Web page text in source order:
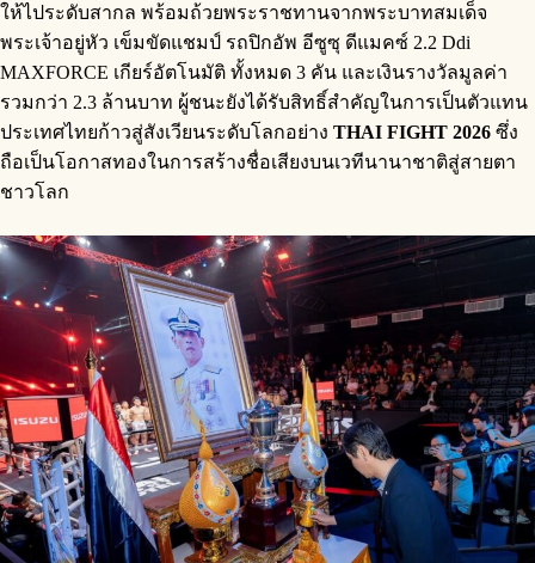
ให้ไประดับสากล พร้อมถ้วยพระราชทานจากพระบาทสมเด็จ
พระเจ้าอยู่หัว เข็มขัดแชมป์ รถปิกอัพ อีซูซุ ดีแมคซ์ 2.2 Ddi
MAXFORCE เกียร์อัตโนมัติ ทั้งหมด 3 คัน และเงินรางวัลมูลค่า
รวมกว่า 2.3 ล้านบาท ผู้ชนะยังได้รับสิทธิ์สำคัญในการเป็นตัวแทน
ประเทศไทยก้าวสู่สังเวียนระดับโลกอย่าง THAI FIGHT 2026 ซึ่ง
ถือเป็นโอกาสทองในการสร้างชื่อเสียงบนเวทีนานาชาติสู่สายตา
ชาวโลก